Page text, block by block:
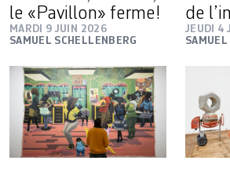
le «Pavillon» ferme!
MARDI 9 JUIN 2026
SAMUEL SCHELLENBERG
de
JEUDI 4
SAMUEL